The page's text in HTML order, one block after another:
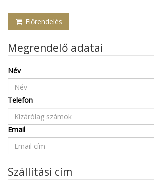
Előrendelés
Megrendelő adatai
Név
Telefon
Email
Szállítási cím